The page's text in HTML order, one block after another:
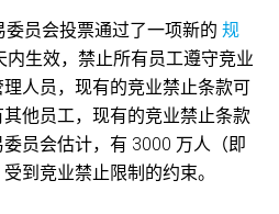
委员会投票通过了一项新的规
内生效，禁止所有员工遵守竞业
人员，现有的竞业禁止条款可
他员工，现有的竞业禁止条款
员会估计，有 3000 万人（即
到竞业禁止限制的约束。